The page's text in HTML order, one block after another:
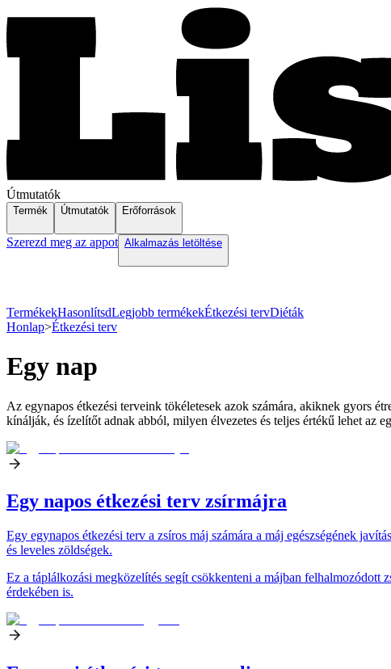
Útmutatók
Termék Útmutatók Erőforrások
Szerezd meg az appot Alkalmazás letöltése
TermékekHasonlítsdLegjobb termékekÉtkezési tervDiéták
Honlap>Étkezési terv
Egy nap
Az egynapos étkezési terveink tökéletesek azok számára, akiknek gyors
kínálják, és ízelítőt adnak abból, milyen élvezetes és teljes értékű lehet az
Egy napos étkezési terv zsírmájra
Egy egynapos étkezési terv a zsíros máj számára a máj egészségének
és leveles zöldségek.
Ez a táplálkozási megközelítés segít csökkenteni a májban felhalmozódott
érdekében is.